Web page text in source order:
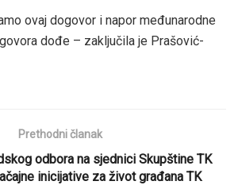
ovaj dogovor i napor međunarodne
dođe – zaključila je Prašović-
Prethodni članak
odbora na sjednici Skupštine TK
inicijative za život građana TK